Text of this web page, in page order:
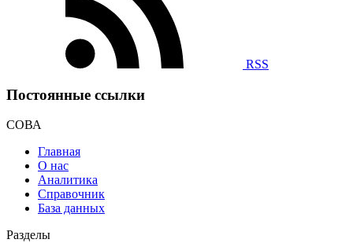
RSS
Постоянные ссылки
СОВА
Главная
О нас
Аналитика
Справочник
База данных
Разделы